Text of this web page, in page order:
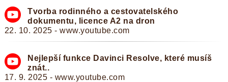
Tvorba rodinného a cestovatelského
dokumentu, licence A2 na dron
22. 10. 2025 - www.youtube.com
Nejlepší funkce Davinci Resolve, které musíš
znát..
17. 9. 2025 - www.youtube.com